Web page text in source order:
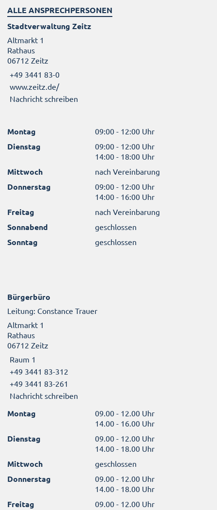
ALLE ANSPRECHPERSONEN
Stadtverwaltung Zeitz
Altmarkt 1
Rathaus
06712 Zeitz
+49 3441 83-0
www.zeitz.de/
Nachricht schreiben
Montag 09:00 - 12:00 Uhr
Dienstag
09:00 - 12:00 Uhr
14:00 - 18:00 Uhr
Mittwoch nach Vereinbarung
Donnerstag
09:00 - 12:00 Uhr
14:00 - 16:00 Uhr
Freitag nach Vereinbarung
Sonnabend geschlossen
Sonntag geschlossen
Bürgerbüro
Leitung: Constance Trauer
Altmarkt 1
Rathaus
06712 Zeitz
Raum 1
+49 3441 83-312
+49 3441 83-261
Nachricht schreiben
Montag
09.00 - 12.00 Uhr
14.00 - 16.00 Uhr
Dienstag
09.00 - 12.00 Uhr
14.00 - 18.00 Uhr
Mittwoch geschlossen
Donnerstag
09.00 - 12.00 Uhr
14.00 - 18.00 Uhr
Freitag 09.00 - 12.00 Uhr